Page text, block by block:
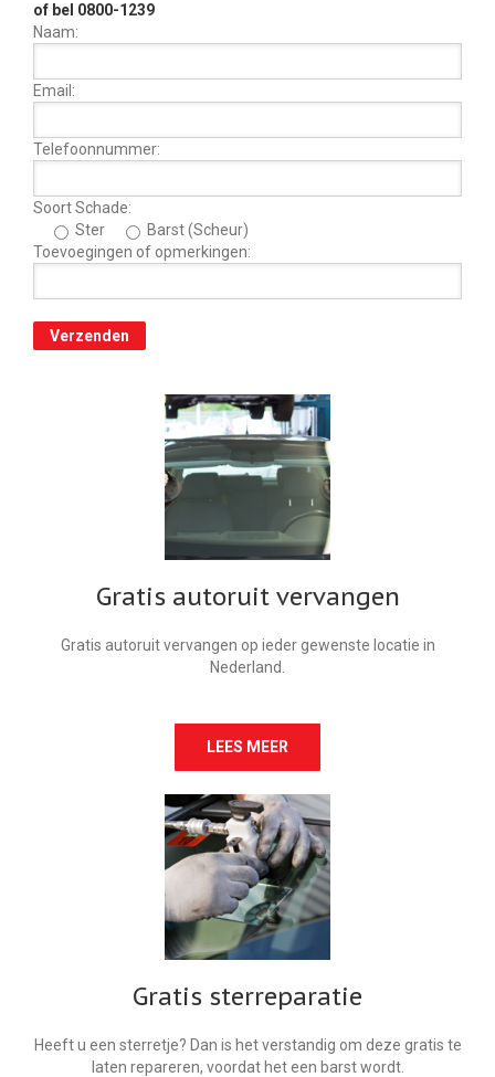
of bel 0800-1239
Naam:
Email:
Telefoonnummer:
Soort Schade:
Ster
Barst (Scheur)
Toevoegingen of opmerkingen:
Gratis autoruit vervangen
Gratis autoruit vervangen op ieder gewenste locatie in
Nederland.
LEES MEER
Gratis sterreparatie
Heeft u een sterretje? Dan is het verstandig om deze gratis te
laten repareren, voordat het een barst wordt.